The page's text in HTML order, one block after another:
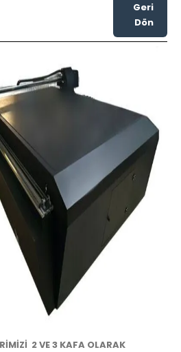
Geri
Dön
2 VE 3 KAFA OLARAK